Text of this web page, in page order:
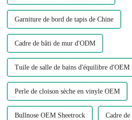
Garniture de bord de tapis de Chine
Cadre de bâti de mur d'ODM
Tuile de salle de bains d'équilibre d'OEM
Perle de cloison sèche en vinyle OEM
Bullnose OEM Sheetrock Cadre